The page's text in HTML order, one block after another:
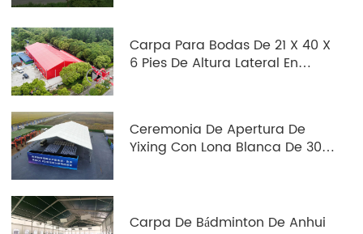
todas las piezas de acero están bien
galvanizadas por inmersión en
Carpa Para Bodas De 21 X 40 X
6 Pies De Altura Lateral En
Ceremonia De Apertura De
Yixing Con Lona Blanca De 30 A
Carpa De Bádminton De Anhui